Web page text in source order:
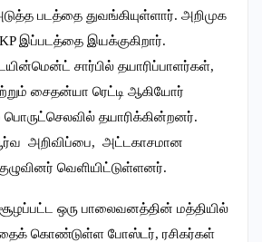
படத்தை துவங்கியுள்ளார். அறிமுக
இப்படத்தை இயக்குகிறார்.
சார்பில் தயாரிப்பாளர்கள்,
சைதன்யா ரெட்டி ஆகியோர்
தயாரிக்கின்றனர்.
அறிவிப்பை, அட்டகாசமான
வெளியிட்டுள்ளனர்.
ஒரு பாலைவனத்தின் மத்தியில்
கொண்டுள்ள போஸ்டர், ரசிகர்கள்